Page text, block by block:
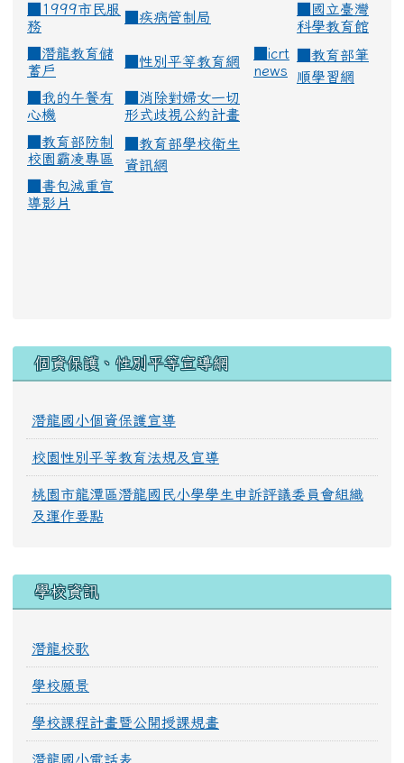
■1999市民服
務
疾病管制局
國立臺灣
科學教育館
潛龍教育儲
蓄戶
性別平等教育網
icrt
news
教育部筆
順學習網
我的午餐有
心機
消除對婦女一切
形式歧視公約計畫
教育部防制
校園霸凌專區
教育部學校衛生
資訊網
書包減重宣
導影片
個資保護、性別平等宣導網
潛龍國小個資保護宣導
校園性別平等教育法規及宣導
桃園市龍潭區潛龍國民小學學生申訴評議委員會組織
及運作要點
學校資訊
潛龍校歌
學校願景
學校課程計畫暨公開授課規畫
潛龍國小電話表